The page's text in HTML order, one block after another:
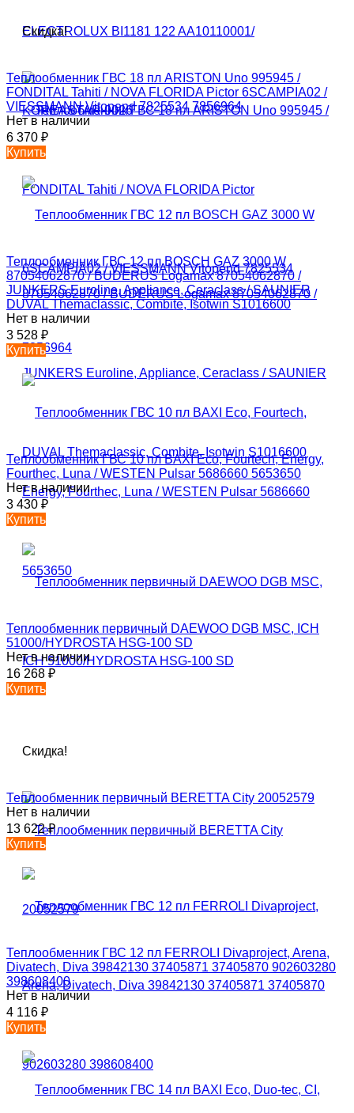
Скидка!
Теплообменник ГВС 18 пл ARISTON Uno 995945 /
FONDITAL Tahiti / NOVA FLORIDA Pictor 6SCAMPIA02 /
VIESSMANN Vitopend 7825534 7856964
Нет в наличии
6 370 ₽
Купить
Теплообменник ГВС 12 пл BOSCH GAZ 3000 W
87054062870 / BUDERUS Logamax 87054062870 /
JUNKERS Euroline, Appliance, Ceraclass / SAUNIER
DUVAL Themaclassic, Combite, Isotwin S1016600
Нет в наличии
3 528 ₽
Купить
Теплообменник ГВС 10 пл BAXI Eco, Fourtech, Energy,
Fourthec, Luna / WESTEN Pulsar 5686660 5653650
Нет в наличии
3 430 ₽
Купить
Теплообменник первичный DAEWOO DGB MSC, ICH
51000/HYDROSTA HSG-100 SD
Нет в наличии
16 268 ₽
Купить
Скидка!
Теплообменник первичный BERETTA City 20052579
Нет в наличии
13 622₽
Купить
Теплообменник ГВС 12 пл FERROLI Divaproject, Arena,
Divatech, Diva 39842130 37405871 37405870 902603280
398608400
Нет в наличии
4 116 ₽
Купить